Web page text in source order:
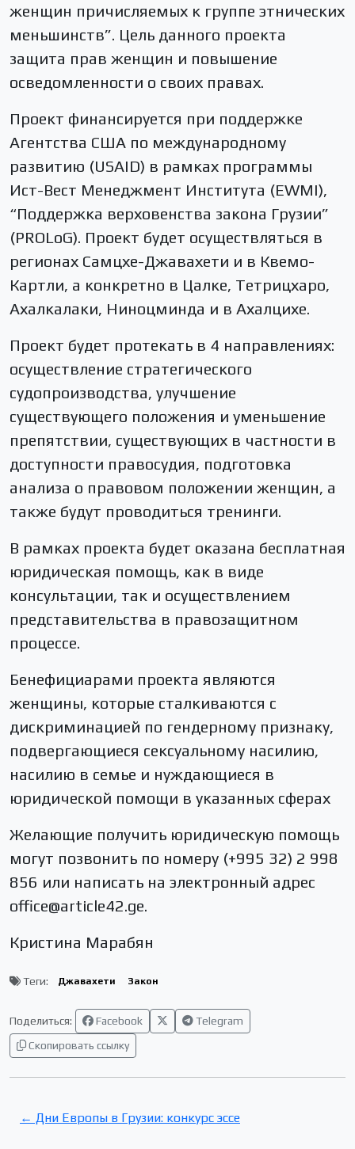
женщин причисляемых к группе этнических
меньшинств”. Цель данного проекта
защита прав женщин и повышение
осведомленности о своих правах.
Проект финансируется при поддержке
Агентства США по международному
развитию (USAID) в рамках программы
Ист-Вест Менеджмент Института (EWMI),
“Поддержка верховенства закона Грузии”
(PROLoG). Проект будет осуществляться в
регионах Самцхе-Джавахети и в Квемо-
Картли, а конкретно в Цалке, Тетрицхаро,
Ахалкалаки, Ниноцминда и в Ахалцихе.
Проект будет протекать в 4 направлениях:
осуществление стратегического
судопроизводства, улучшение
существующего положения и уменьшение
препятствии, существующих в частности в
доступности правосудия, подготовка
анализа о правовом положении женщин, а
также будут проводиться тренинги.
В рамках проекта будет оказана бесплатная
юридическая помощь, как в виде
консультации, так и осуществлением
представительства в правозащитном
процессе.
Бенефициарами проекта являются
женщины, которые сталкиваются с
дискриминацией по гендерному признаку,
подвергающиеся сексуальному насилию,
насилию в семье и нуждающиеся в
юридической помощи в указанных сферах
Желающие получить юридическую помощь
могут позвонить по номеру (+995 32) 2 998
856 или написать на электронный адрес
office@article42.ge.
Кристина Марабян
Теги: Джавахети Закон
Поделиться: Facebook
Telegram
Скопировать ссылку
← Дни Европы в Грузии: конкурс эссе